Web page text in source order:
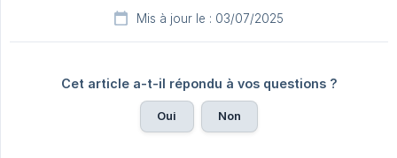
Mis à jour le : 03/07/2025
Cet article a-t-il répondu à vos questions ?
Oui Non